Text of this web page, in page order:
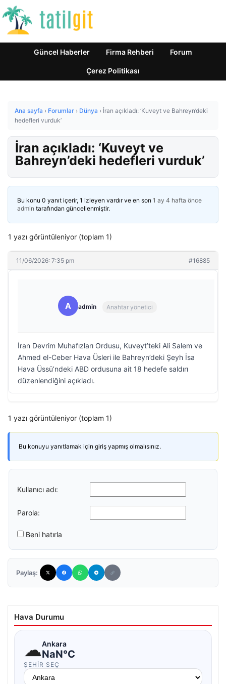
Güncel Haberler Firma Rehberi Forum
Çerez Politikası
Ana sayfa › Forumlar › Dünya › İran açıkladı: ‘Kuveyt ve Bahreyn’deki
hedefleri vurduk’
İran açıkladı: ‘Kuveyt ve
Bahreyn’deki hedefleri vurduk’
Bu konu 0 yanıt içerir, 1 izleyen vardır ve en son 1 ay 4 hafta önce
admin tarafından güncellenmiştir.
1 yazı görüntüleniyor (toplam 1)
11/06/2026: 7:35 pm #16885
A admin Anahtar yönetici
İran Devrim Muhafızları Ordusu, Kuveyt’teki Ali Salem ve
Ahmed el-Ceber Hava Üsleri ile Bahreyn’deki Şeyh İsa
Hava Üssü’ndeki ABD ordusuna ait 18 hedefe saldırı
düzenlendiğini açıkladı.
1 yazı görüntüleniyor (toplam 1)
Bu konuyu yanıtlamak için giriş yapmış olmalısınız.
Kullanıcı adı:
Parola:
Beni hatırla
Paylaş:
Hava Durumu
☁Ankara
NaN°C
ŞEHIR SEÇ